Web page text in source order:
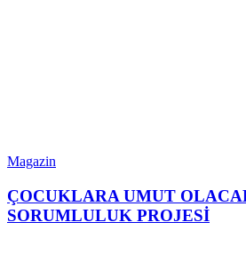
Magazin
ÇOCUKLARA UMUT
SORUMLULUK PROJESİ